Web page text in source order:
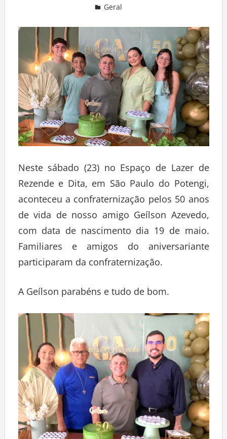
Geral
Neste sábado (23) no Espaço de Lazer de
Rezende e Dita, em São Paulo do Potengi,
aconteceu a confraternização pelos 50 anos
de vida de nosso amigo Geílson Azevedo,
com data de nascimento dia 19 de maio.
Familiares e amigos do aniversariante
participaram da confraternização.
A Geílson parabéns e tudo de bom.